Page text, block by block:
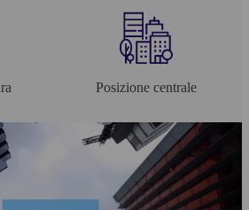
Posizione centrale